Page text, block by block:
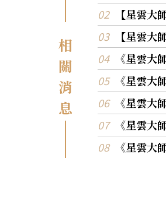
相
關
消
息
【星雲
【星雲
《星雲
《星雲
《星雲
《星雲
《星雲